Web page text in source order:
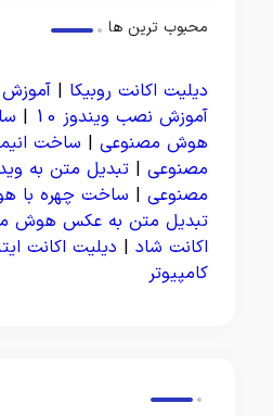
محبوب ترین ها
دیلیت اکانت روبیکا | آموزش
آموزش نصب ویندوز 10
|
هوش مصنوعی | ساخت
مصنوعی | تبدیل متن به
مصنوعی | ساخت چهره با
تبدیل متن به عکس هوش
اکانت شاد | دیلیت اکانت
کامپیوتر